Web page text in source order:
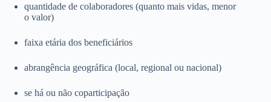
quantidade de colaboradores (quanto mais vidas, menor
o valor)
faixa etária dos beneficiários
abrangência geográfica (local, regional ou nacional)
se há ou não coparticipação